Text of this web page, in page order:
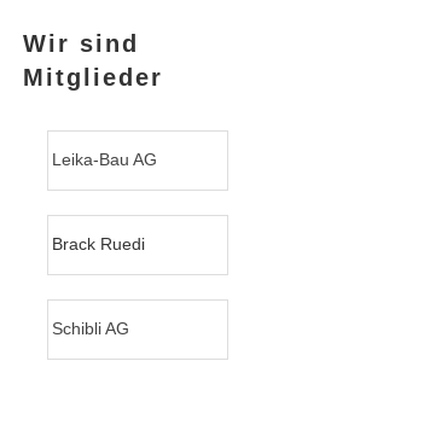
Wir sind
Mitglieder
Leika-Bau AG
Brack Ruedi
Schibli AG